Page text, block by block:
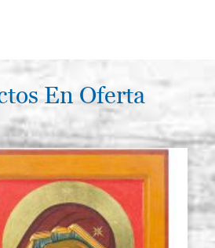
En Oferta